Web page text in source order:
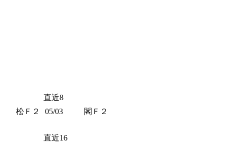
直近8
松Ｆ２ 05/03 閣Ｆ２
直近16